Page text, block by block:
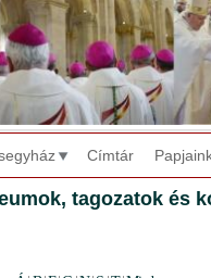
Címtár
tagozatok és